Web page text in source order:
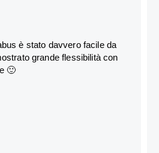
è stato davvero facile da
grande flessibilità con
🙂